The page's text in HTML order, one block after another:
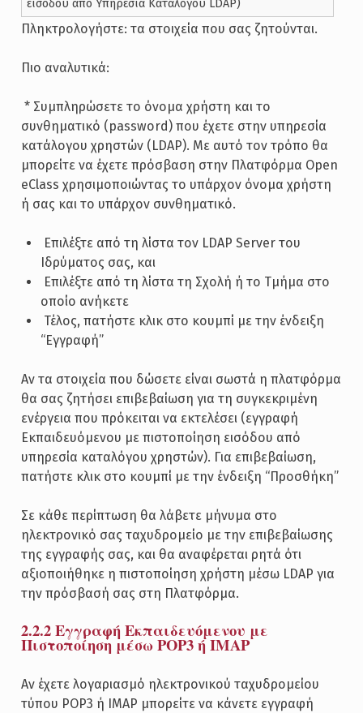
εισόδου από Υπηρεσία Καταλόγου LDAP)
Πληκτρολογήστε: τα στοιχεία που σας ζητούνται.
Πιο αναλυτικά:
­ * Συμπληρώσετε το όνομα χρήστη και το
συνθηματικό (password) που έχετε στην υπηρεσία
κατάλογου χρηστών (LDAP). Με αυτό τον τρόπο θα
μπορείτε να έχετε πρόσβαση στην Πλατφόρμα Open
eClass χρησιμοποιώντας το υπάρχον όνομα χρήστη
ή σας και το υπάρχον συνθηματικό.
­ Επιλέξτε από τη λίστα τον LDAP Server του
Ιδρύματος σας, και
­ Επιλέξτε από τη λίστα τη Σχολή ή το Τμήμα στο
οποίο ανήκετε
­ Τέλος, πατήστε κλικ στο κουμπί με την ένδειξη
“Εγγραφή”
Αν τα στοιχεία που δώσετε είναι σωστά η πλατφόρμα
θα σας ζητήσει επιβεβαίωση για τη συγκεκριμένη
ενέργεια που πρόκειται να εκτελέσει (εγγραφή
Εκπαιδευόμενου με πιστοποίηση εισόδου από
υπηρεσία καταλόγου χρηστών). Για επιβεβαίωση,
πατήστε κλικ στο κουμπί με την ένδειξη “Προσθήκη”
Σε κάθε περίπτωση θα λάβετε μήνυμα στο
ηλεκτρονικό σας ταχυδρομείο με την επιβεβαίωσης
της εγγραφής σας, και θα αναφέρεται ρητά ότι
αξιοποιήθηκε η πιστοποίηση χρήστη μέσω LDAP για
την πρόσβασή σας στη Πλατφόρμα.
2.2.2 Εγγραφή Εκπαιδευόμενου με
Πιστοποίηση μέσω POP3 ή ΙΜΑΡ
Αν έχετε λογαριασμό ηλεκτρονικού ταχυδρομείου
τύπου POP3 ή IMAP μπορείτε να κάνετε εγγραφή